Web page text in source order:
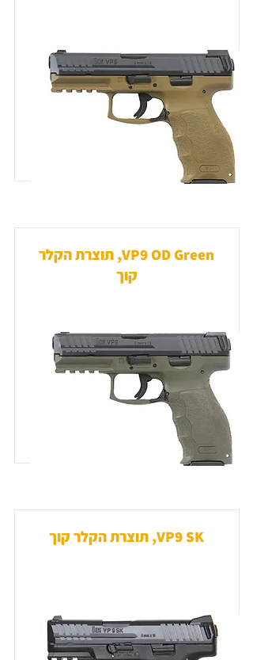
VP9 OD Green, תוצרת הקלר
קוך
VP9 SK, תוצרת הקלר קוך